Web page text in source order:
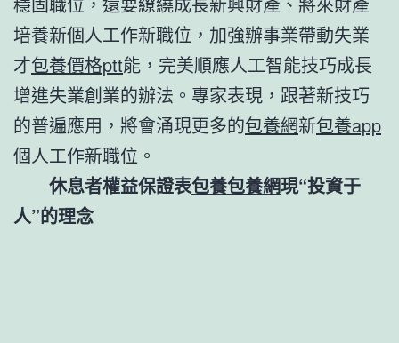
培養新個人工作新職位，加強辦事業帶動失業
才包養價格ptt能，完美順應人工智能技巧成長
增進失業創業的辦法。專家表現，跟著新技巧
的普遍應用，將會涌現更多的包養網新包養app
個人工作新職位。
休息者權益保證表包養包養網現“投資于
人”的理念